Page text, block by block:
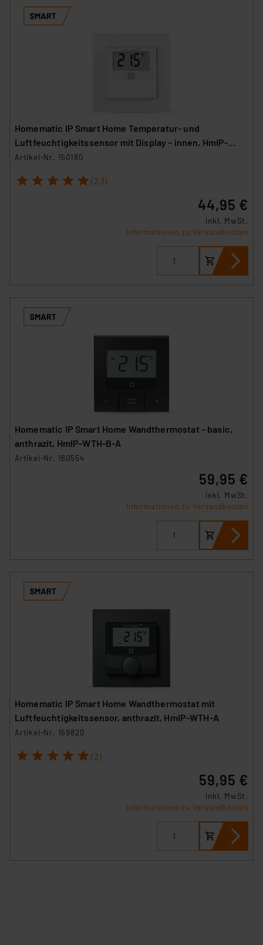
Homematic IP Smart Home Temperatur- und
Luftfeuchtigkeitssensor mit Display – innen, HmIP-
STHD
Artikel-Nr. 150180
1 2 3 4 5 (23)
44,95 €
inkl. MwSt.
Informationen zu Versandkosten
Homematic IP Smart Home Wandthermostat – basic,
anthrazit, HmIP-WTH-B-A
Artikel-Nr. 160554
59,95 €
inkl. MwSt.
Informationen zu Versandkosten
Homematic IP Smart Home Wandthermostat mit
Luftfeuchtigkeitssensor, anthrazit, HmIP-WTH-A
Artikel-Nr. 159820
1 2 3 4 5 (3)
59,95 €
inkl. MwSt.
Informationen zu Versandkosten